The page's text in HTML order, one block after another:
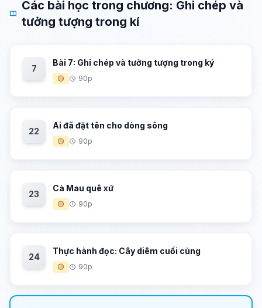
Các bài học trong chương: Ghi chép và
tưởng tượng trong kí
7
Bài 7: Ghi chép và tưởng tượng trong ký
🟡 90p
22
Ai đã đặt tên cho dòng sông
🟡 90p
23
Cà Mau quê xứ
🟡 90p
24
Thực hành đọc: Cây diêm cuối cùng
🟡 90p